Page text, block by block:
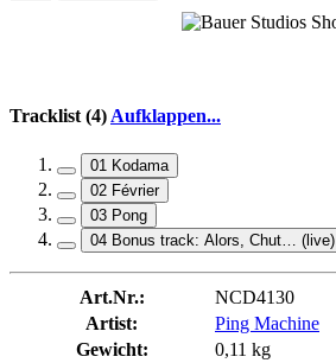
Tracklist (4)Aufklappen...
01 Kodama
02 Février
03 Pong
04 Bonus track: Alors, Chut… (live)
Art.Nr.:
NCD4130
Artist:
Ping Machine
Gewicht:
0,11 kg